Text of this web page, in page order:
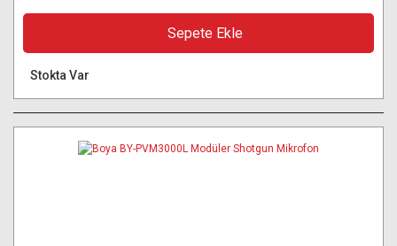
Sepete Ekle
Stokta Var